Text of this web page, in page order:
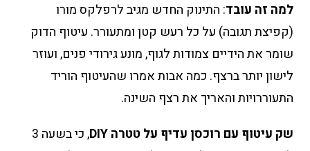
למה זה עובד: התינוק החדש מגיב לרפלקס מורו
(קפיצת תגובה) על כל רעש קטן ומתעורר. עיטוף הדוק
שומר את הידיים צמודות לגוף, מונע גירודי פנים, ועוזר
לישון יותר ברצף. כמה אבות אמרו שהעיטוף הוריד
התעוררויות והאריך את רצף השינה.
שק עיטוף עם רוכסן עדיף על טטרה DIY
, כי בשעה 3